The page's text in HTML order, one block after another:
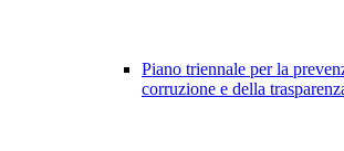
Piano triennale per la
corruzione e della